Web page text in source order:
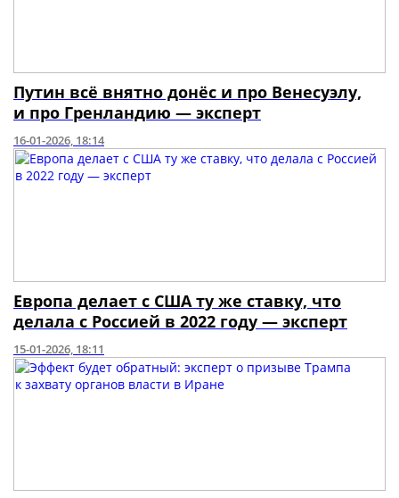
Путин всё внятно донёс и про Венесуэлу,
и про Гренландию — эксперт
16-01-2026, 18:14
Европа делает с США ту же ставку, что
делала с Россией в 2022 году — эксперт
15-01-2026, 18:11